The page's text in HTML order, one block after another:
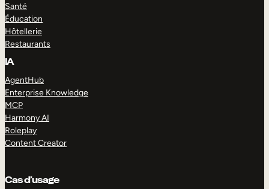
Santé
Éducation
Hôtellerie
Restaurants
IA
AgentHub
Enterprise Knowledge
MCP
Harmony AI
Roleplay
Content Creator
Cas d’usage